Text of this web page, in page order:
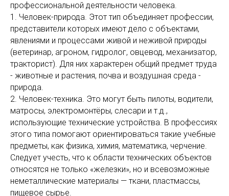
профессиональной деятельности человека.
1. Человек-природа. Этот тип объединяет профессии,
представители которых имеют дело с объектами,
явлениями и процессами живой и неживой природы
(ветеринар, агроном, гидролог, овцевод, механизатор,
тракторист). Для них характерен общий предмет труда
- животные и растения, почва и воздушная среда -
природа.
2. Человек-техника. Это могут быть пилоты, водители,
матросы, электромонтёры, слесари и т.д.,
использующие технические устройства. В профессиях
этого типа помогают ориентироваться такие учебные
предметы, как физика, химия, математика, черчение.
Следует учесть, что к области технических объектов
относятся не только «железки», но и всевозможные
неметаллические материалы — ткани, пластмассы,
пищевое сырье.